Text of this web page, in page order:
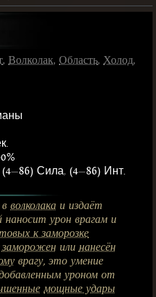
, Волколак, Область, Холод,
(4—86) Сила, (4—86) Инт.
в волколака и издаёт
наносит урон врагам и
к заморозке
замороженили нанесён
врагу, это умение
уроном от
мощные удары